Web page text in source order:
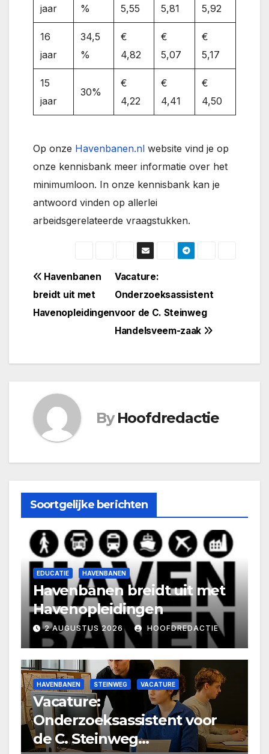
jaar % 5,55 5,81 5,92
16
jaar
34,5
%
€
4,82
€
5,07
€
5,17
15
jaar
30%
€
4,22
€
4,41
€
4,50
Op onze Havenbanen.nl website vind je op
onze kennisbank meer informatie over het
minimumloon. In onze kennisbank kan je
antwoord vinden op allerlei
arbeidsgerelateerde vraagstukken.
Bericht
navigatie
Vacature:
Onderzoeksassistent
voor de C. Steinweg
Handelsveem-zaak
Havenbanen
breidt uit met
Havenopleidingen
By Hoofdredactie
Soortgelijke berichten
EDUCATIE HAVENBANEN
Havenbanen breidt uit met
Havenopleidingen
2 AUGUSTUS 2026 HOOFDREDACTIE
HAVENBANEN STEINWEG VACATURE
Vacature:
Onderzoeksassistent voor
de C. Steinweg